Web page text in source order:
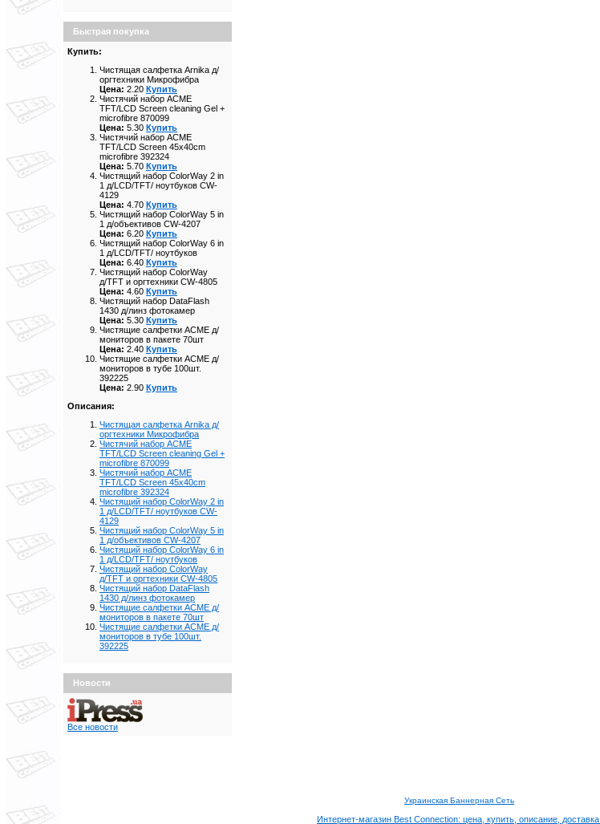
Быстрая покупка
Купить:
Чистящая салфетка Arnika д/
оргтехники Микрофибра
Цена: 2.20 Купить
Чистячий набор ACME
TFT/LCD Screen cleaning Gel +
microfibre 870099
Цена: 5.30 Купить
Чистячий набор ACME
TFT/LCD Screen 45x40cm
microfibre 392324
Цена: 5.70 Купить
Чистящий набор ColorWay 2 in
1 д/LCD/TFT/ ноутбуков CW-
4129
Цена: 4.70 Купить
Чистящий набор ColorWay 5 in
1 д/объективов CW-4207
Цена: 6.20 Купить
Чистящий набор ColorWay 6 in
1 д/LCD/TFT/ ноутбуков
Цена: 6.40 Купить
Чистящий набор ColorWay
д/TFT и оргтехники CW-4805
Цена: 4.60 Купить
Чистящий набор DataFlash
1430 д/линз фотокамер
Цена: 5.30 Купить
Чистящие салфетки ACME д/
мониторов в пакете 70шт
Цена: 2.40 Купить
Чистящие салфетки ACME д/
мониторов в тубе 100шт.
392225
Цена: 2.90 Купить
Описания:
Чистящая салфетка Arnika д/
оргтехники Микрофибра
Чистячий набор ACME
TFT/LCD Screen cleaning Gel +
microfibre 870099
Чистячий набор ACME
TFT/LCD Screen 45x40cm
microfibre 392324
Чистящий набор ColorWay 2 in
1 д/LCD/TFT/ ноутбуков CW-
4129
Чистящий набор ColorWay 5 in
1 д/объективов CW-4207
Чистящий набор ColorWay 6 in
1 д/LCD/TFT/ ноутбуков
Чистящий набор ColorWay
д/TFT и оргтехники CW-4805
Чистящий набор DataFlash
1430 д/линз фотокамер
Чистящие салфетки ACME д/
мониторов в пакете 70шт
Чистящие салфетки ACME д/
мониторов в тубе 100шт.
392225
Новости
Все новости
Украинская Баннерная Сеть
Интернет-магазин Best Connection: цена, купить, описание, доставка.